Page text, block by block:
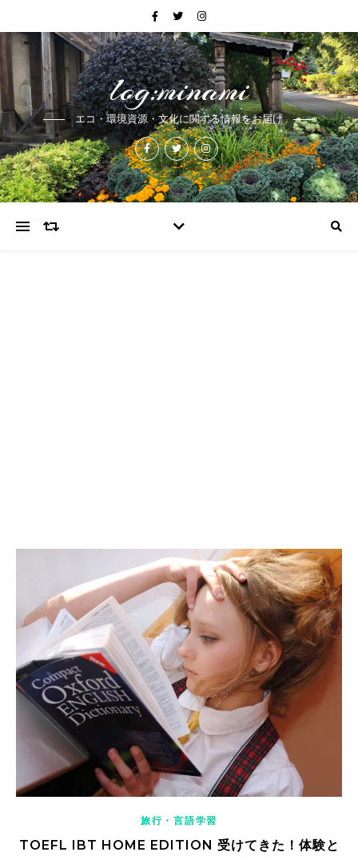
log:minami
エコ・環境資源・文化に関する情報をお届け
旅行・言語学習
TOEFL IBT HOME EDITION 受けてきた！体験と